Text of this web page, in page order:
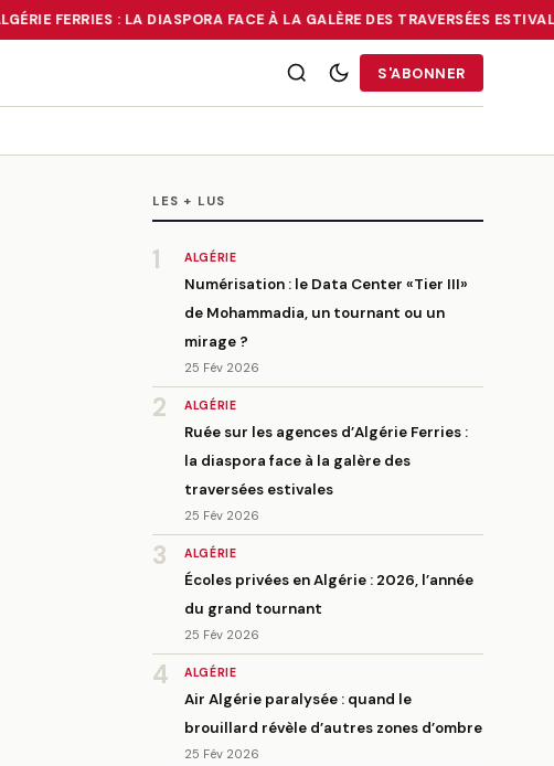
FERRIES : LA DIASPORA FACE À LA GALÈRE DES TRAVERSÉES
FERRIES : LA DIASPORA FACE À LA GALÈRE DES TRAVERSÉES
S'ABONNER
LES + LUS
1 ALGÉRIE
Numérisation : le Data Center «Tier III»
de Mohammadia, un tournant ou un
mirage ?
25 Fév 2026
2 ALGÉRIE
Ruée sur les agences d’Algérie Ferries :
la diaspora face à la galère des
traversées estivales
25 Fév 2026
3 ALGÉRIE
Écoles privées en Algérie : 2026, l’année
du grand tournant
25 Fév 2026
4 ALGÉRIE
Air Algérie paralysée : quand le
brouillard révèle d’autres zones d’ombre
25 Fév 2026